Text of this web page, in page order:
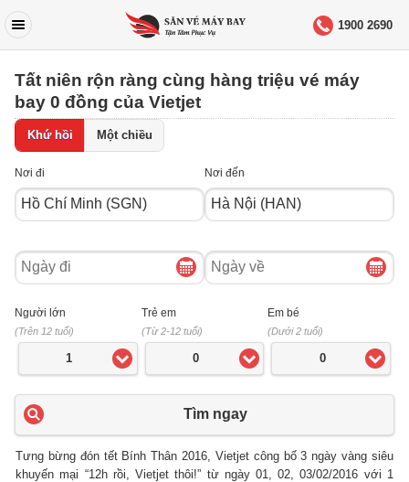
1900 2690
Tất niên rộn ràng cùng hàng triệu vé máy
bay 0 đồng của Vietjet
Khứ hồi Một chiều
Nơi đi Nơi đến
Ngày
đi
Ngày
về
Người lớn
(Trên 12 tuổi)
1
Trẻ em
(Từ 2-12 tuổi)
0
Em bé
(Dưới 2 tuổi)
0
Tìm ngay
Tưng bừng đón tết Bính Thân 2016, Vietjet công bố 3 ngày vàng siêu
khuyến mại “12h rồi, Vietjet thôi!” từ ngày 01, 02, 03/02/2016 với 1